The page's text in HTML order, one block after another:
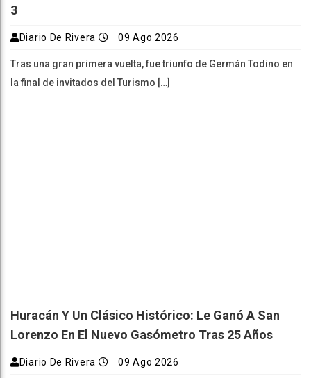
3
Diario De Rivera 09 Ago 2026
Tras una gran primera vuelta, fue triunfo de Germán Todino en
la final de invitados del Turismo […]
Huracán Y Un Clásico Histórico: Le Ganó A San
Lorenzo En El Nuevo Gasómetro Tras 25 Años
Diario De Rivera 09 Ago 2026